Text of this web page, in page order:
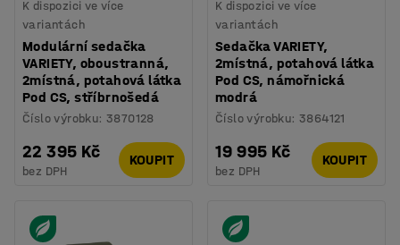
K dispozici ve více
variantách
Modulární sedačka
VARIETY, oboustranná,
2místná, potahová látka
Pod CS, stříbrnošedá
Číslo výrobku:3870128
22 395 Kč
bez DPH
KOUPIT
K dispozici ve více
variantách
Sedačka VARIETY,
2místná, potahová látka
Pod CS, námořnická
modrá
Číslo výrobku:3864121
19 995 Kč
bez DPH
KOUPIT